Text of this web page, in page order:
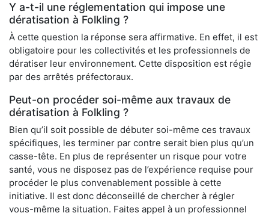
Y a-t-il une réglementation qui impose une
dératisation à Folkling ?
À cette question la réponse sera affirmative. En effet, il est
obligatoire pour les collectivités et les professionnels de
dératiser leur environnement. Cette disposition est régie
par des arrêtés préfectoraux.
Peut-on procéder soi-même aux travaux de
dératisation à Folkling ?
Bien qu’il soit possible de débuter soi-même ces travaux
spécifiques, les terminer par contre serait bien plus qu’un
casse-tête. En plus de représenter un risque pour votre
santé, vous ne disposez pas de l’expérience requise pour
procéder le plus convenablement possible à cette
initiative. Il est donc déconseillé de chercher à régler
vous-même la situation. Faites appel à un professionnel